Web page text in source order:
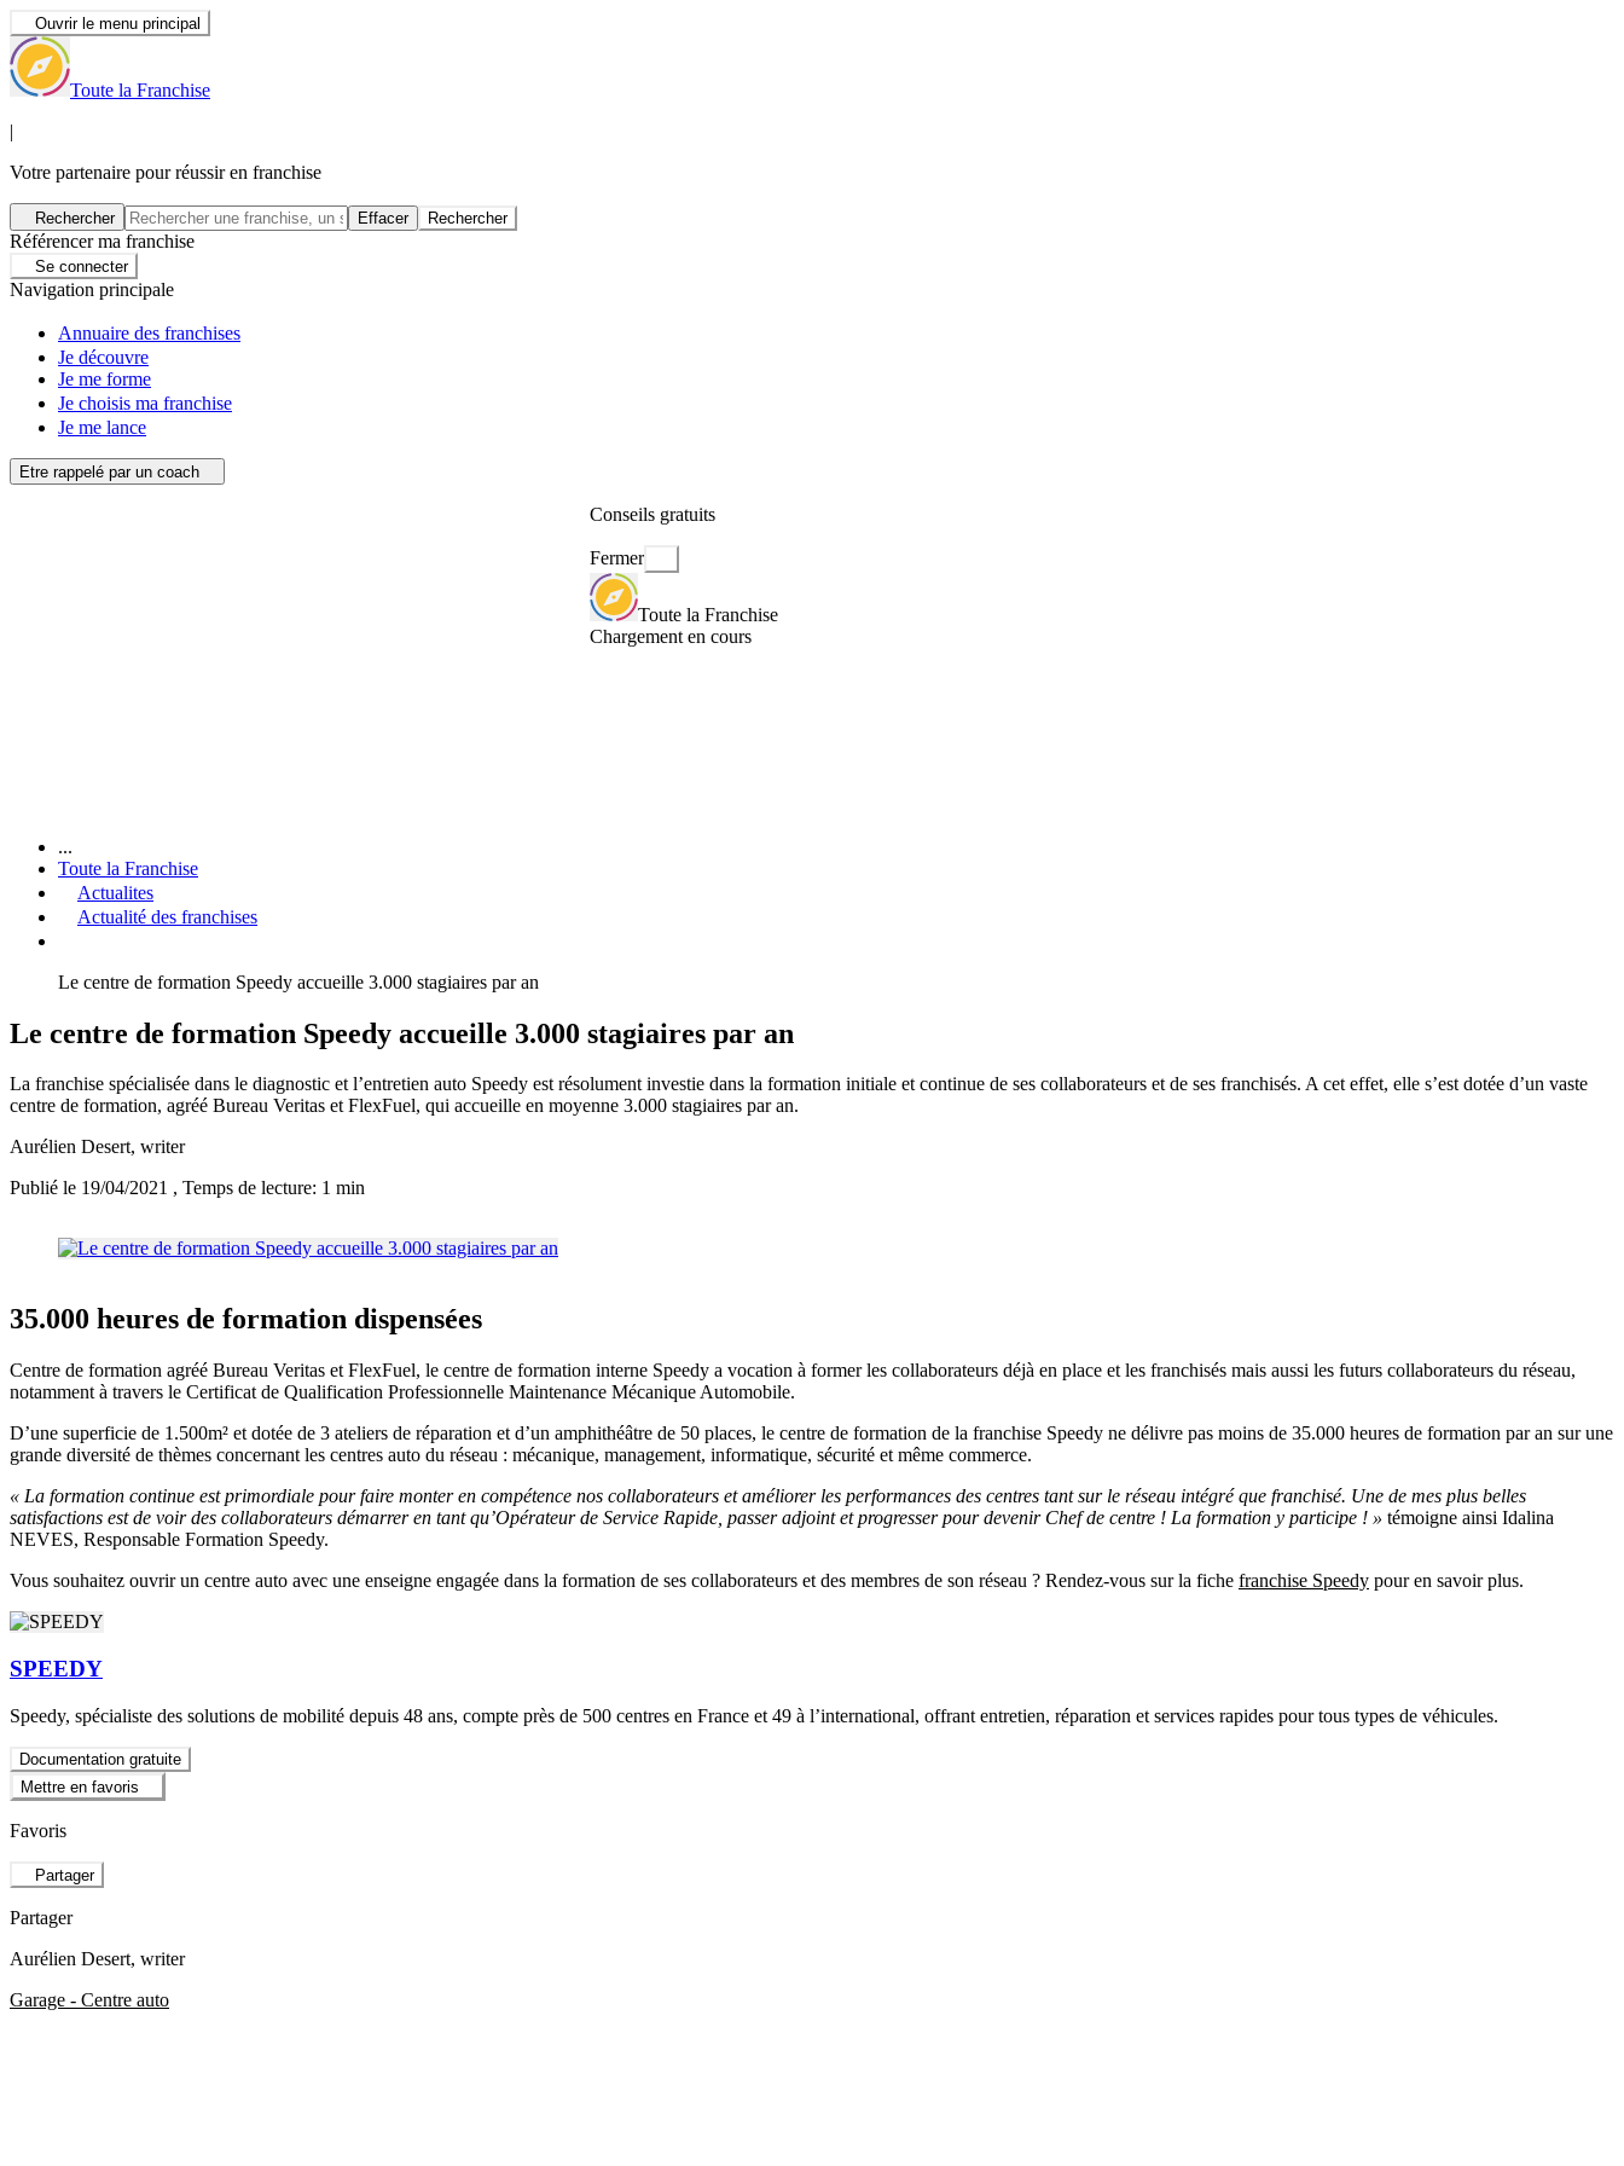
Ouvrir le menu principal
Toute la Franchise
|
Votre partenaire pour réussir en franchise
Rechercher Effacer Rechercher
Référencer ma franchise
Se connecter
Navigation principale
Annuaire des franchises
Je découvre
Je me forme
Je choisis ma franchise
Je me lance
Etre rappelé par un coach
Conseils gratuits
Fermer
Toute la Franchise
Chargement en cours
...
Toute la Franchise
Actualites
Actualité des franchises
Le centre de formation Speedy accueille 3.000 stagiaires par an
Le centre de formation Speedy accueille 3.000 stagiaires par an
La franchise spécialisée dans le diagnostic et l’entretien auto Speedy est résolument investie dans la formation initiale et continue de ses collaborateurs et de ses franchisés. A cet effet, elle s’est dotée d’un vaste
centre de formation, agréé Bureau Veritas et FlexFuel, qui accueille en moyenne 3.000 stagiaires par an.
Aurélien Desert, writer
Publié le 19/04/2021 , Temps de lecture: 1 min
35.000 heures de formation dispensées
Centre de formation agréé Bureau Veritas et FlexFuel, le centre de formation interne Speedy a vocation à former les collaborateurs déjà en place et les franchisés mais aussi les futurs collaborateurs du réseau,
notamment à travers le Certificat de Qualification Professionnelle Maintenance Mécanique Automobile.
D’une superficie de 1.500m² et dotée de 3 ateliers de réparation et d’un amphithéâtre de 50 places, le centre de formation de la franchise Speedy ne délivre pas moins de 35.000 heures de formation par an sur une
grande diversité de thèmes concernant les centres auto du réseau : mécanique, management, informatique, sécurité et même commerce.
« La formation continue est primordiale pour faire monter en compétence nos collaborateurs et améliorer les performances des centres tant sur le réseau intégré que franchisé. Une de mes plus belles
satisfactions est de voir des collaborateurs démarrer en tant qu’Opérateur de Service Rapide, passer adjoint et progresser pour devenir Chef de centre ! La formation y participe ! » témoigne ainsi Idalina
NEVES, Responsable Formation Speedy.
Vous souhaitez ouvrir un centre auto avec une enseigne engagée dans la formation de ses collaborateurs et des membres de son réseau ? Rendez-vous sur la fiche franchise Speedy pour en savoir plus.
SPEEDY
Speedy, spécialiste des solutions de mobilité depuis 48 ans, compte près de 500 centres en France et 49 à l’international, offrant entretien, réparation et services rapides pour tous types de véhicules.
Documentation gratuite
Mettre en favoris
Favoris
Partager
Partager
Aurélien Desert, writer
Garage - Centre auto